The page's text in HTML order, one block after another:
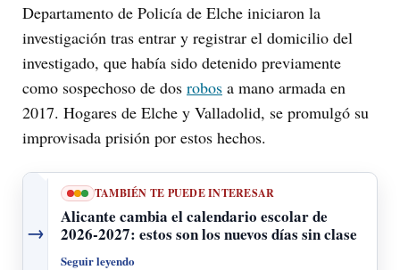
Departamento de Policía de Elche iniciaron la
investigación tras entrar y registrar el domicilio del
investigado, que había sido detenido previamente
como sospechoso de dos robos a mano armada en
2017. Hogares de Elche y Valladolid, se promulgó su
improvisada prisión por estos hechos.
→
TAMBIÉN TE PUEDE INTERESAR
Alicante cambia el calendario escolar de
2026-2027: estos son los nuevos días sin clase
Seguir leyendo